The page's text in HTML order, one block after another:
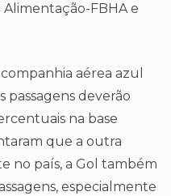
Alimentação-FBHA e
aérea azul
passagens deverão
na base
que a outra
no país, a Gol também
especialmente